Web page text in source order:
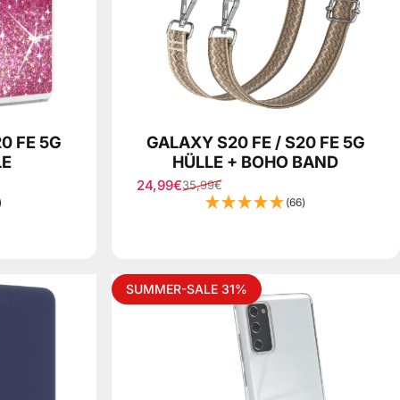
FE 5G
GALAXY S20 FE / S20 FE 5G
HÜLLE + BOHO BAND
Sale price
24,99€
Regular price
35,99€
(66)
SUMMER-SALE 31%